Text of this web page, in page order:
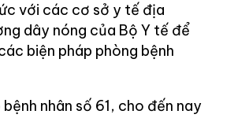
với các cơ sở y tế địa
dây nóng của Bộ Y tế để
biện pháp phòng bệnh
nhân số 61, cho đến nay